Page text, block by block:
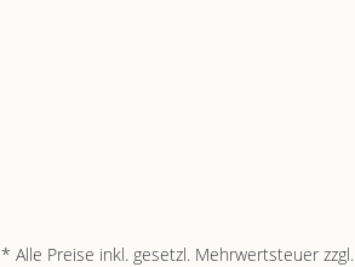
* Alle Preise inkl. gesetzl. Mehrwertsteuer zzgl.